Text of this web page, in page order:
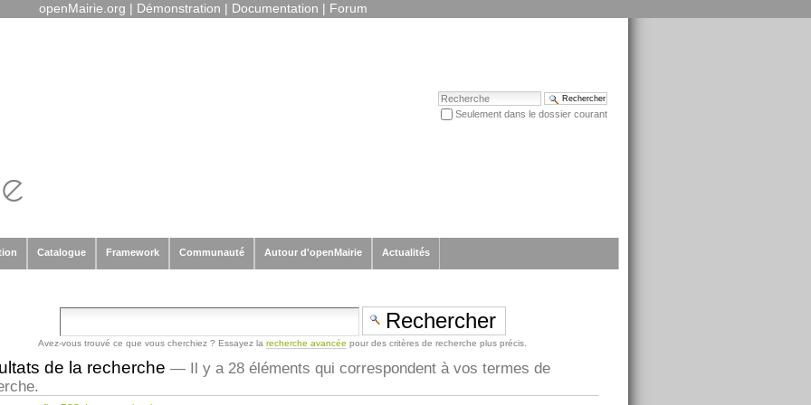
openMairie.org | Démonstration | Documentation | Forum
Chercher par
Seulement dans le dossier courant
Catalogue Framework Communauté Autour d'openMairie Actualités
Avez-vous trouvé ce que vous cherchiez ? Essayez la recherche avancée pour des critères de recherche plus précis.
de la recherche — Il y a 28 éléments qui correspondent à vos termes de